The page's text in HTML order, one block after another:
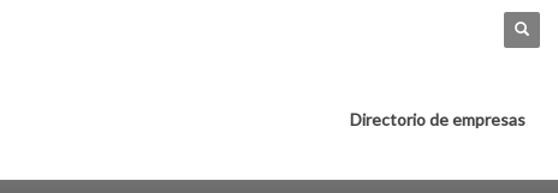
Directorio de empresas